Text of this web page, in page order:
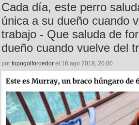
Cada día, este perro
única a su dueño cuando
trabajo - Que saluda de
dueño cuando vuelve del
por topogolforoedor el 16 ago 2018, 20:00